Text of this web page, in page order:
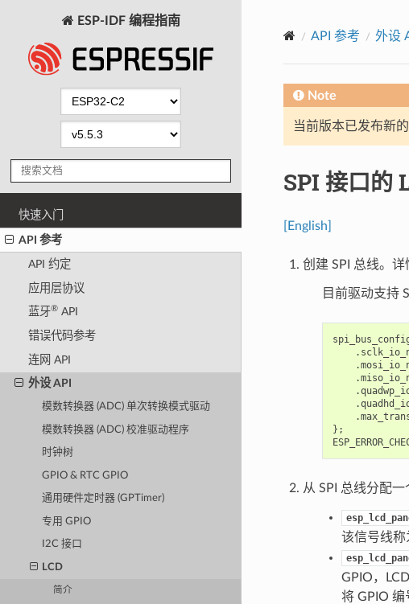
ESP-IDF 编程指南
快速入门
API 参考
API 约定
应用层协议
蓝牙®API
错误代码参考
连网 API
外设 API
模数转换器 (ADC) 单次转换模式驱动
模数转换器 (ADC) 校准驱动程序
时钟树
GPIO & RTC GPIO
通用硬件定时器 (GPTimer)
专用 GPIO
I2C 接口
LCD
简介
API 参考 外设
Note
当前版本已发布新
SPI 接口的
[English]
创建 SPI 总线。详
目前驱动支持
.
.
.
.
.
.
};
从 SPI 总线分配
该信号线称
GPIO，
将 GPIO 编